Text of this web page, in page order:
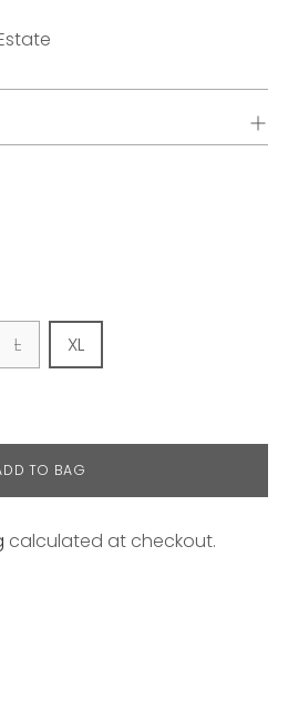
L XL
TO BAG
calculated at checkout.